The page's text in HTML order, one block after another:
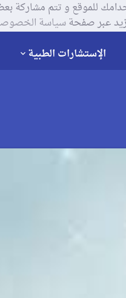
عبر صفحةسياسة
الإستشارات الطبية